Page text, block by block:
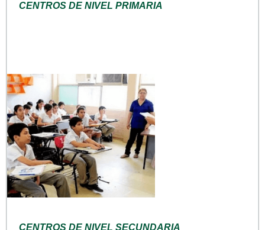
CENTROS DE NIVEL PRIMARIA
CENTROS DE NIVEL SECUNDARIA